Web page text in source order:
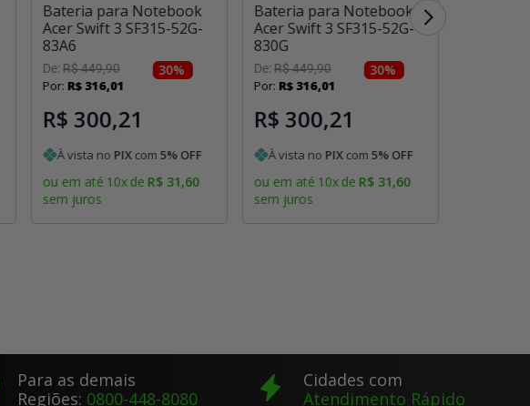
Bateria para Notebook
Acer Swift 3 SF315-52G-
83A6
De: R$449,90 30%
Por: R$ 316,01
R$ 300,21
À vista no PIXcom 5% OFF
ou em até 10xde R$ 31,60
sem juros
Bateria para Notebook
Acer Swift 3 SF315-52G-
830G
De: R$449,90 30%
Por: R$ 316,01
R$ 300,21
À vista no PIXcom 5% OFF
ou em até 10xde R$ 31,60
sem juros
Para as demais
Regiões: 0800-448-8080
Cidades com
Atendimento Rápido